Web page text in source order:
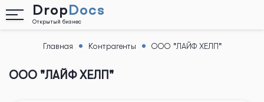
DropDocs
Открытый бизнес
НазадГлавная Контрагенты ООО "ЛАЙФ ХЕЛП"
ООО "ЛАЙФ ХЕЛП"